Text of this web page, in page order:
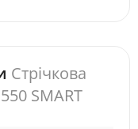
Стрічкова
SMART